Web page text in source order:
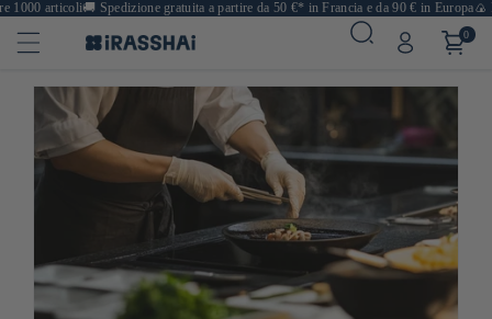
articoli🚚Spedizione gratuita a partire da 50 €* in Francia e da 90 € in Europa🍙
0